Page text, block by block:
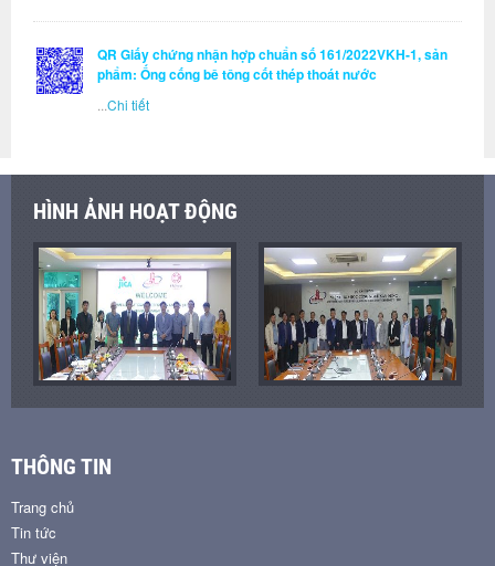
QR Giấy chứng nhận hợp chuẩn số 161/2022VKH-1, sản
phẩm: Ống cống bê tông cốt thép thoát nước
Chi tiết
HÌNH ẢNH HOẠT ĐỘNG
THÔNG TIN
Trang chủ
Tin tức
Thư viện